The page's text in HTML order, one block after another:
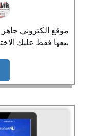
موقع الكتروني
بيعها فقط عليك